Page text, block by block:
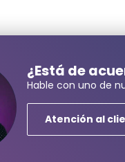
¿Está de
Hable con uno de
Atención al